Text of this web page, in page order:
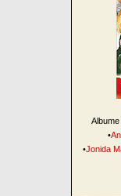
•
•Jonida